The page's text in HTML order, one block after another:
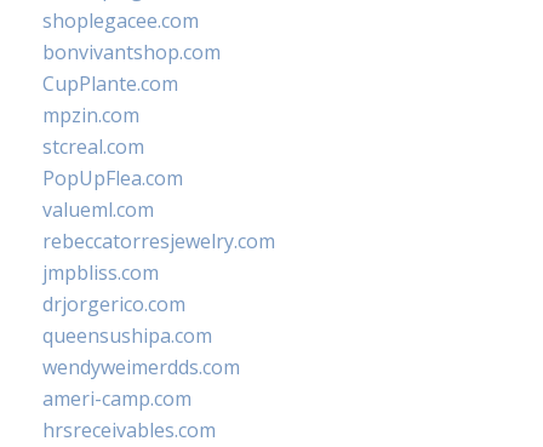
shoplegacee.com
bonvivantshop.com
CupPlante.com
mpzin.com
stcreal.com
PopUpFlea.com
valueml.com
rebeccatorresjewelry.com
jmpbliss.com
drjorgerico.com
queensushipa.com
wendyweimerdds.com
ameri-camp.com
hrsreceivables.com